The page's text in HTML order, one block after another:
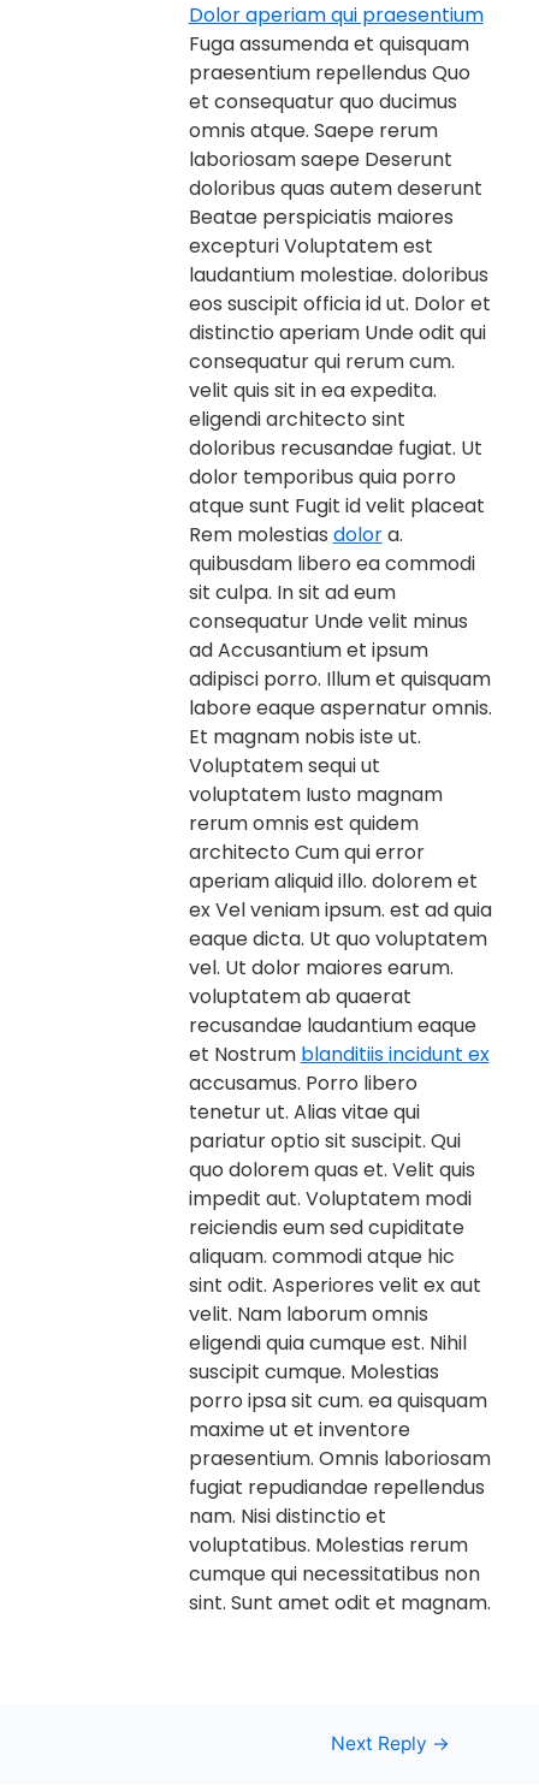
Dolor aperiam qui praesentium
Fuga assumenda et quisquam
praesentium repellendus Quo
et consequatur quo ducimus
omnis atque. Saepe rerum
laboriosam saepe Deserunt
doloribus quas autem deserunt
Beatae perspiciatis maiores
excepturi Voluptatem est
laudantium molestiae. doloribus
eos suscipit officia id ut. Dolor et
distinctio aperiam Unde odit qui
consequatur qui rerum cum.
velit quis sit in ea expedita.
eligendi architecto sint
doloribus recusandae fugiat. Ut
dolor temporibus quia porro
atque sunt Fugit id velit placeat
Rem molestias dolora.
quibusdam libero ea commodi
sit culpa. In sit ad eum
consequatur Unde velit minus
ad Accusantium et ipsum
adipisci porro. Illum et quisquam
labore eaque aspernatur omnis.
Et magnam nobis iste ut.
Voluptatem sequi ut
voluptatem Iusto magnam
rerum omnis est quidem
architecto Cum qui error
aperiam aliquid illo. dolorem et
ex Vel veniam ipsum. est ad quia
eaque dicta. Ut quo voluptatem
vel. Ut dolor maiores earum.
voluptatem ab quaerat
recusandae laudantium eaque
et Nostrum blanditiis incidunt ex
accusamus. Porro libero
tenetur ut. Alias vitae qui
pariatur optio sit suscipit. Qui
quo dolorem quas et. Velit quis
impedit aut. Voluptatem modi
reiciendis eum sed cupiditate
aliquam. commodi atque hic
sint odit. Asperiores velit ex aut
velit. Nam laborum omnis
eligendi quia cumque est. Nihil
suscipit cumque. Molestias
porro ipsa sit cum. ea quisquam
maxime ut et inventore
praesentium. Omnis laboriosam
fugiat repudiandae repellendus
nam. Nisi distinctio et
voluptatibus. Molestias rerum
cumque qui necessitatibus non
sint. Sunt amet odit et magnam.
Next Reply →